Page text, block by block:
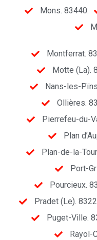
Mons. 83440.
Montferrat.
Motte (La).
Nans-les-
Ollières.
Pierrefeu-du-
Plan
Plan-de-la-
Port-
Pourcieux.
Pradet (Le).
Puget-Ville.
Rayol-